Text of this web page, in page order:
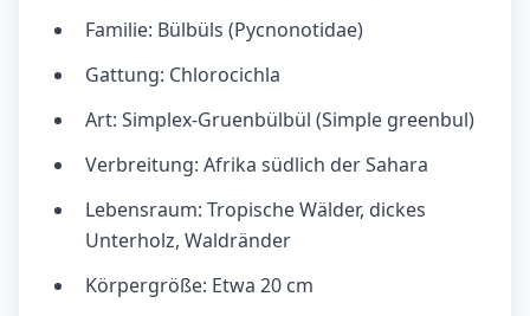
Familie: Bülbüls (Pycnonotidae)
Gattung: Chlorocichla
Art: Simplex-Gruenbülbül (Simple greenbul)
Verbreitung: Afrika südlich der Sahara
Lebensraum: Tropische Wälder, dickes
Unterholz, Waldränder
Körpergröße: Etwa 20 cm